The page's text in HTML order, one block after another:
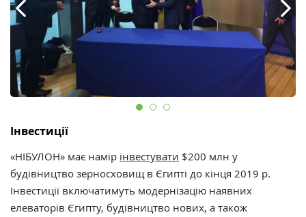
Інвестиції
«НІБУЛОН» має намір інвестувати $200 млн у
будівництво зерносховищ в Єгипті до кінця 2019 р.
Інвестиції включатимуть модернізацію наявних
елеваторів Єгипту, будівництво нових, а також